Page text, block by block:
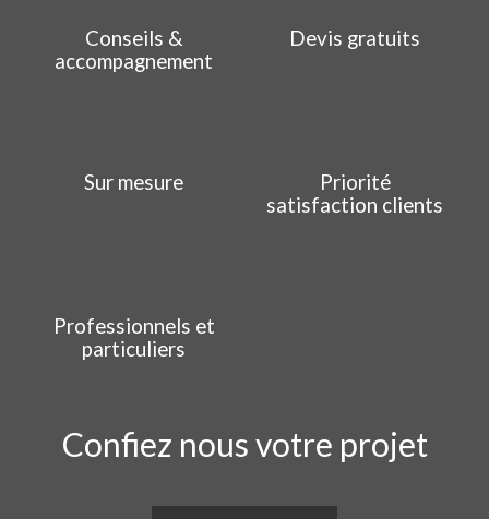
Conseils &
accompagnement
Devis gratuits
Sur mesure
Priorité
satisfaction clients
Professionnels et
particuliers
Confiez nous votre projet